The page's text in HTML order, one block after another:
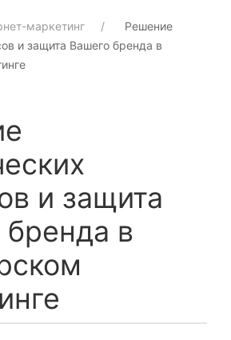
маркетинг
Решение
и защита Вашего бренда в
и защита
в